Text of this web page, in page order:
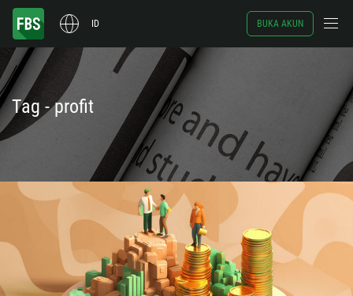
ID BUKA AKUN
Tag - profit